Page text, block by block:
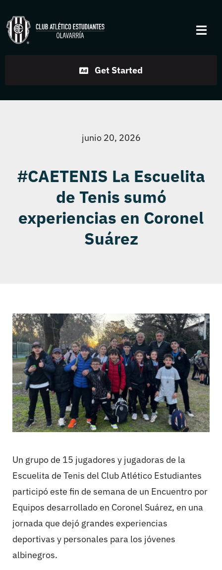
to
content
Disciplinas
Get Started
junio 20, 2026
#CAETENIS La Escuelita
de Tenis sumó
experiencias en Coronel
Suárez
Un grupo de 15 jugadores y jugadoras de la
Escuelita de Tenis del Club Atlético Estudiantes
participó este fin de semana de un Encuentro por
Equipos desarrollado en Coronel Suárez, en una
jornada que dejó grandes experiencias
deportivas y personales para los jóvenes
albinegros.